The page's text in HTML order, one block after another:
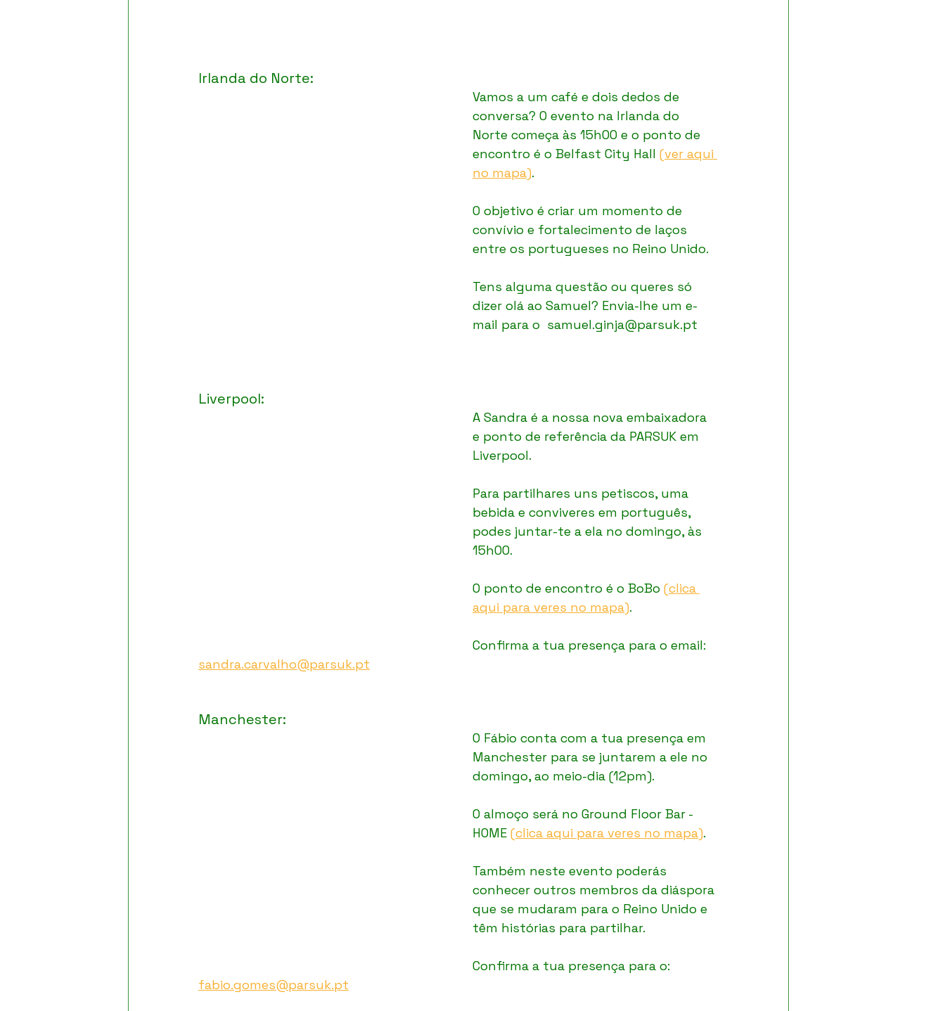
Irlanda do Norte:
Vamos a um café e dois dedos de
conversa? O evento na Irlanda do
Norte começa às 15h00 e o ponto de
encontro é o Belfast City Hall (ver aqui
no mapa).
O objetivo é criar um momento de
convívio e fortalecimento de laços
entre os portugueses no Reino Unido.
Tens alguma questão ou queres só
dizer olá ao Samuel? Envia-lhe um e-
mail para o  samuel.ginja@parsuk.pt
Liverpool:
A Sandra é a nossa nova embaixadora
e ponto de referência da PARSUK em
Liverpool.
Para partilhares uns petiscos, uma
bebida e conviveres em português,
podes juntar-te a ela no domingo, às
15h00.
O ponto de encontro é o BoBo (clica
aqui para veres no mapa).
Confirma a tua presença para o email:
sandra.carvalho@parsuk.pt
Manchester:
O Fábio conta com a tua presença em
Manchester para se juntarem a ele no
domingo, ao meio-dia (12pm).
O almoço será no Ground Floor Bar -
HOME (clica aqui para veres no mapa).
Também neste evento poderás
conhecer outros membros da diáspora
que se mudaram para o Reino Unido e
têm histórias para partilhar.
Confirma a tua presença para o:
fabio.gomes@parsuk.pt